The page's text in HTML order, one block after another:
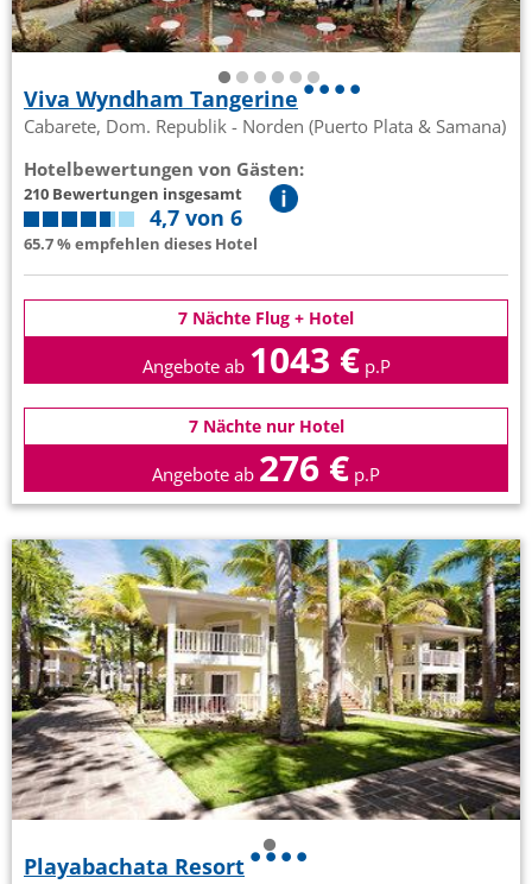
Viva Wyndham Tangerine
Cabarete, Dom. Republik - Norden (Puerto Plata & Samana)
Hotelbewertungen von Gästen:
210 Bewertungen insgesamt
4,7 von 6
65.7 % empfehlen dieses Hotel
7 Nächte Flug + Hotel
Angebote ab 1043 € p.P
7 Nächte nur Hotel
Angebote ab 276 € p.P
Playabachata Resort